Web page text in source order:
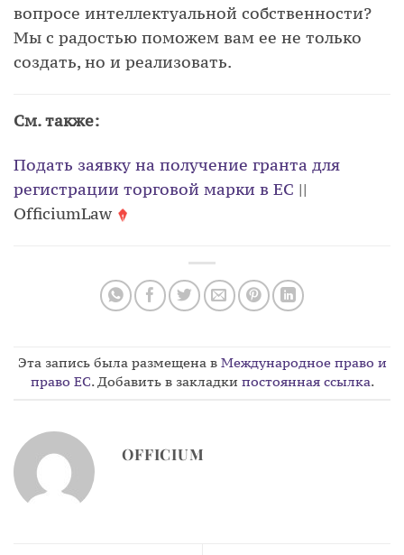
вопросе интеллектуальной собственности?
Мы с радостью поможем вам ее не только
создать, но и реализовать.
См. также:
Подать заявку на получение гранта для
регистрации торговой марки в ЕС ||
OfficiumLaw
Эта запись была размещена в Международное право и
право ЕС. Добавить в закладки постоянная ссылка.
OFFICIUM